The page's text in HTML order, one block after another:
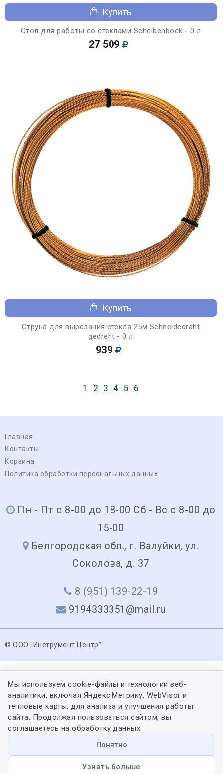
Купить
Стол для работы со стеклами Scheibenbock - 0 л
27 509
Купить
Струна для вырезания стекла 25м Schneidedraht
gedreht - 0 л
939
1 2 3 4 5 6
Главная
Контакты
Корзина
Политика обработки персональных данных
Пн - Пт с 8-00 до 18-00 Сб - Вс с 8-00 до
15-00
Белгородская обл., г. Валуйки, ул.
Соколова, д. 37
8 (951) 139-22-19
9194333351@mail.ru
© ООО "Инструмент Центр"
Мы используем cookie-файлы и технологии веб-
аналитики, включая Яндекс.Метрику, WebVisor и
тепловые карты, для анализа и улучшения работы
сайта. Продолжая пользоваться сайтом, вы
соглашаетесь на обработку данных.
Понятно
Узнать больше